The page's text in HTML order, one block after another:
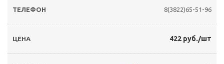
8(3822)65-51-96
422 руб./шт